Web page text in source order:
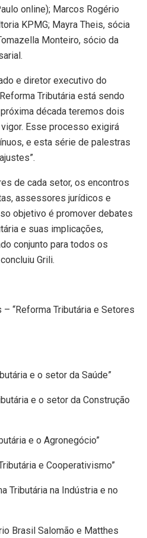
online); Marcos Rogério
KPMG; Mayra Theis, sócia
Monteiro, sócio da
e diretor executivo do
Tributária está sendo
década teremos dois
Esse processo exigirá
e esta série de palestras
de cada setor, os encontros
assessores jurídicos e
objetivo é promover debates
e suas implicações,
conjunto para todos os
Grili.
“Reforma Tributária e Setores
e o setor da Saúde”
e o setor da Construção
e o Agronegócio”
e Cooperativismo”
Tributária na Indústria e no
Brasil Salomão e Matthes